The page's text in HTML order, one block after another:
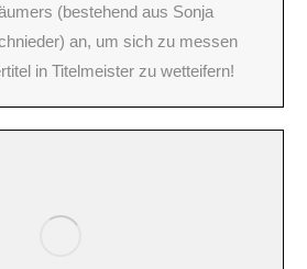
(bestehend aus Sonja
an, um sich zu messen
in Titelmeister zu wetteifern!